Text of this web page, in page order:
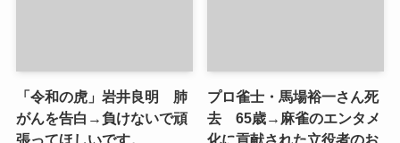
「令和の虎」岩井良明 肺
がんを告白→負けないで頑
張ってほしいです。
プロ雀士・馬場裕一さん死
去 65歳→麻雀のエンタメ
化に貢献された立役者のお